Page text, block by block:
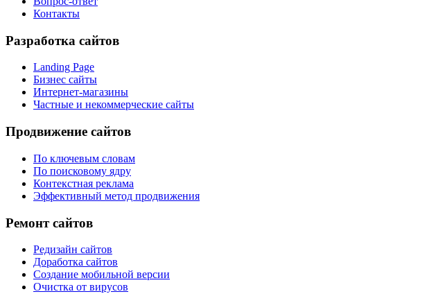
Контакты
Разработка сайтов
Landing Page
Бизнес сайты
Интернет-магазины
Частные и некоммерческие сайты
Продвижение сайтов
По ключевым словам
По поисковому ядру
Контекстная реклама
Эффективный метод продвижения
Ремонт сайтов
Редизайн сайтов
Доработка сайтов
Создание мобильной версии
Очистка от вирусов